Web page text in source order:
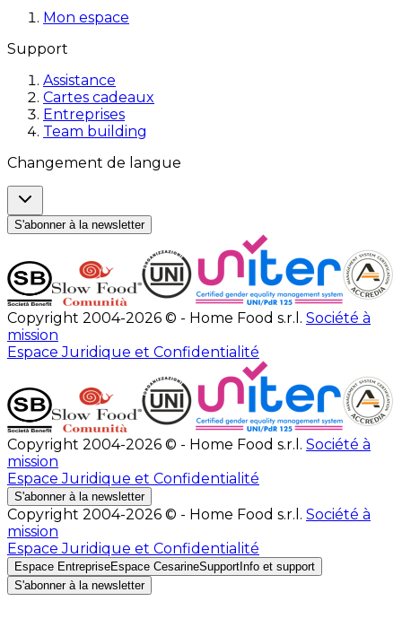
Mon espace
Support
Assistance
Cartes cadeaux
Entreprises
Team building
Changement de langue
S'abonner à la newsletter
Copyright 2004-2026 © - Home Food s.r.l. Société à
mission
Espace Juridique et Confidentialité
Copyright 2004-2026 © - Home Food s.r.l. Société à
mission
Espace Juridique et Confidentialité
S'abonner à la newsletter
Copyright 2004-2026 © - Home Food s.r.l. Société à
mission
Espace Juridique et Confidentialité
Espace EntrepriseEspace CesarineSupport Info et support
S'abonner à la newsletter